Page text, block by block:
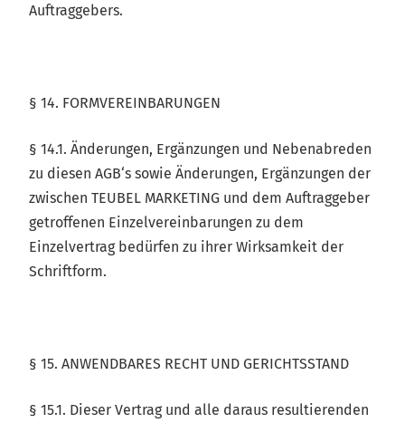
Auftraggebers.
§ 14. FORMVEREINBARUNGEN
§ 14.1. Änderungen, Ergänzungen und Nebenabreden
zu diesen AGB‘s sowie Änderungen, Ergänzungen der
zwischen TEUBEL MARKETING und dem Auftraggeber
getroffenen Einzelvereinbarungen zu dem
Einzelvertrag bedürfen zu ihrer Wirksamkeit der
Schriftform.
§ 15. ANWENDBARES RECHT UND GERICHTSSTAND
§ 15.1. Dieser Vertrag und alle daraus resultierenden